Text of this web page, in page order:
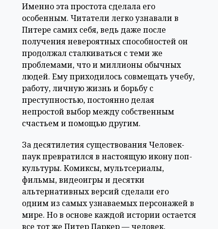
Именно эта простота сделала его
особенным. Читатели легко узнавали в
Питере самих себя, ведь даже после
получения невероятных способностей он
продолжал сталкиваться с теми же
проблемами, что и миллионы обычных
людей. Ему приходилось совмещать учебу,
работу, личную жизнь и борьбу с
преступностью, постоянно делая
непростой выбор между собственным
счастьем и помощью другим.
За десятилетия существования Человек-
паук превратился в настоящую икону поп-
культуры. Комиксы, мультсериалы,
фильмы, видеоигры и десятки
альтернативных версий сделали его
одним из самых узнаваемых персонажей в
мире. Но в основе каждой истории остается
все тот же Питер Паркер — человек,